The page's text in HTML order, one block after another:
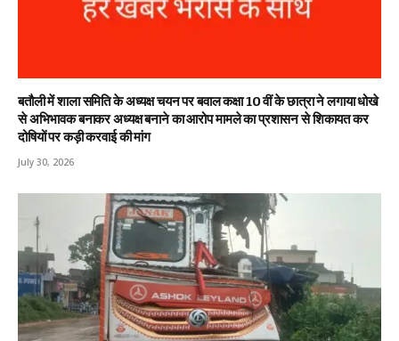
बतौली में शाला समिति के अध्यक्ष चयन पर बवाल कक्षा 10 वीं के छात्रा ने लगाया धोखे
से अभिभावक बनाकर अध्यक्ष बनाने का आरोप मामले का प्रशासन से शिकायत कर
दोषियों पर कड़ी करवाई की मांग
July 30, 2026